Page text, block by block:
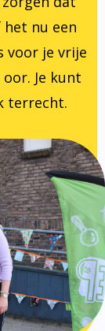
nu een
voor je vrije
Je kunt
terrecht.